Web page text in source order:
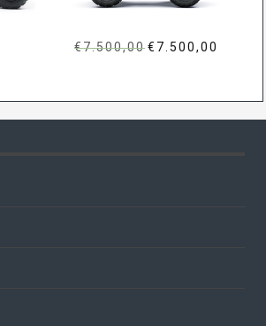
€7.500,00 Oorspronkelijke
€7.500,00.
€ 7.500,00